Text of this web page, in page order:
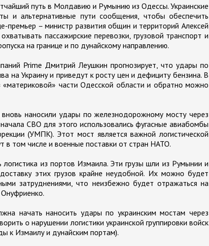
путь в Молдавию и Румынию из Одессы. Украинские
и альтернативные пути сообщения, чтобы обеспечить
премьер – министр развития общин и территорий Алексей
пассажирские перевозки, грузовой транспорт и
на границе и по дунайскому направлению.
Prime Дмитрий Леушкин прогнозирует, что удары по
на Украину и приведут к росту цен и дефициту бензина. В
части Одесской области и обратно можно
наносили удары по железнодорожному мосту через
СВО для этого использовались фугасные авиабомбы
(УМПК). Этот мост является важной логистической
в том числе и военные поставки от стран НАТО.
из портов Измаила. Эти грузы шли из Румынии и
этих грузов крайне неудобной. Их можно будет
затруднениями, что неизбежно будет отражаться на
начать наносить удары по украинским мостам через
о нарушении логистики украинской группировки войск
к Измаилу и дунайским портам).